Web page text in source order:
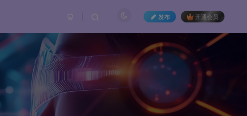
发布 开通会员